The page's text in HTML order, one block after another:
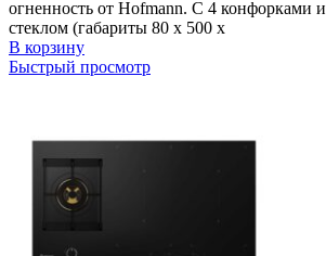
огненность от Hofmann. С 4 конфорками
стеклом (габариты 80 х 500 х
В корзину
Быстрый просмотр